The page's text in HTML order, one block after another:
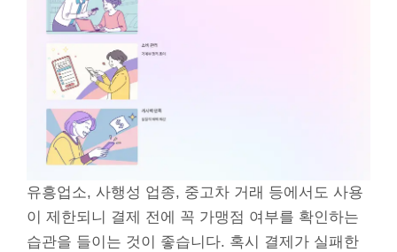
유흥업소, 사행성 업종, 중고차 거래 등에서도 사용
이 제한되니 결제 전에 꼭 가맹점 여부를 확인하는
습관을 들이는 것이 좋습니다. 혹시 결제가 실패한